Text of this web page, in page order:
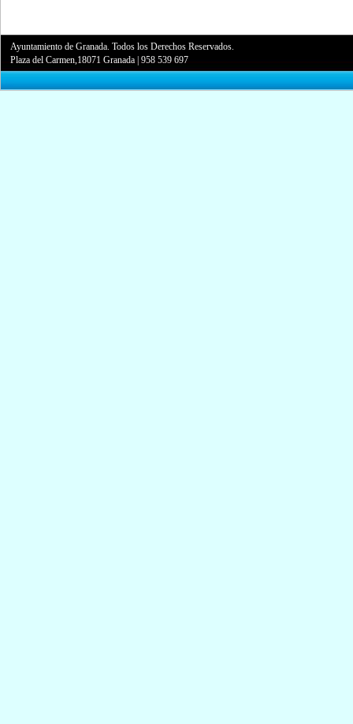
Ayuntamiento de Granada. Todos los Derechos Reservados.
Plaza del Carmen,18071 Granada |958 539 697